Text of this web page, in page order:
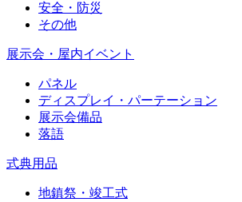
安全・防災
その他
展示会・屋内イベント
パネル
ディスプレイ・パーテーション
展示会備品
落語
式典用品
地鎮祭・竣工式